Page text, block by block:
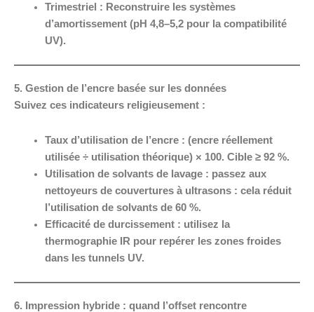
Trimestriel : Reconstruire les systèmes
d’amortissement (pH 4,8–5,2 pour la compatibilité
UV).
5. Gestion de l’encre basée sur les données
Suivez ces indicateurs religieusement :
Taux d’utilisation de l’encre : (encre réellement
utilisée ÷ utilisation théorique) × 100. Cible ≥ 92 %.
Utilisation de solvants de lavage : passez aux
nettoyeurs de couvertures à ultrasons : cela réduit
l’utilisation de solvants de 60 %.
Efficacité de durcissement : utilisez la
thermographie IR pour repérer les zones froides
dans les tunnels UV.
6. Impression hybride : quand l’offset rencontre